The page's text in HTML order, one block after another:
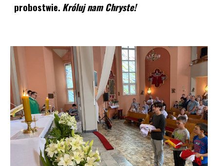
probostwie. Króluj nam Chryste!